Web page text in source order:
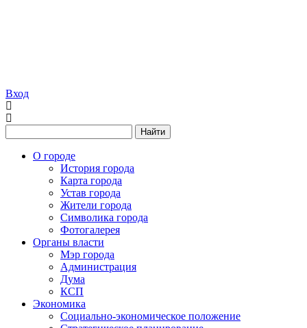
Вход
Найти
О городе
История города
Карта города
Устав города
Жители города
Символика города
Фотогалерея
Органы власти
Мэр города
Администрация
Дума
КСП
Экономика
Социально-экономическое положение